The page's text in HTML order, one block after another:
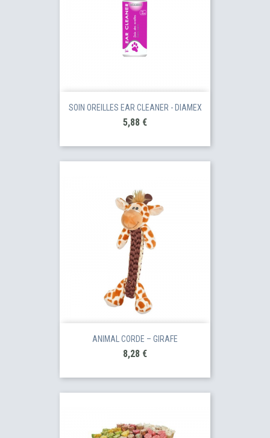
SOIN OREILLES EAR CLEANER - DIAMEX
Prix
5,88 €
ANIMAL CORDE – GIRAFE
Prix
8,28 €